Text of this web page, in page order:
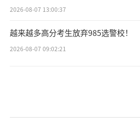
2026-08-07 13:00:37
越来越多高分考生放弃985选警校！
2026-08-07 09:02:21